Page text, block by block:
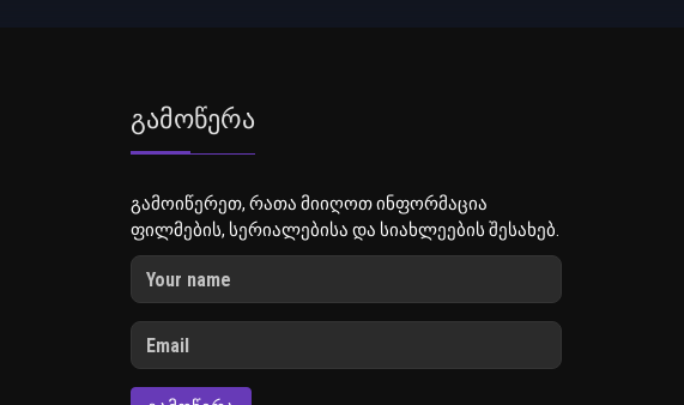
Გამოწერა
გამოიწერეთ, რათა მიიღოთ ინფორმაცია
ფილმების, სერიალებისა და სიახლეების შესახებ.